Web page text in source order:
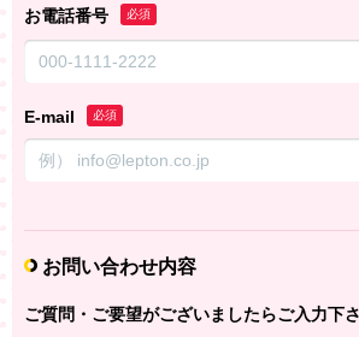
お電話番号 必須
E-mail 必須
お問い合わせ内容
ご質問・ご要望がございましたらご入力下